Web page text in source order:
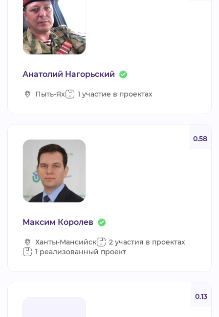
Анатолий Нагорьский
Пыть-Ях 1 участие в проектах
0.58
Максим Королев
Ханты-Мансийск
2 участия в проектах
1 реализованный проект
0.13